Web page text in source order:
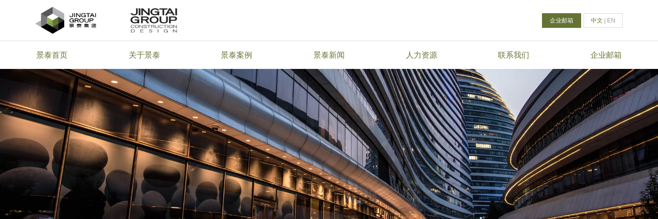
企业邮箱 中文 | EN
景泰首页 关于景泰 景泰案例 景泰新闻 人力资源 联系我们 企业邮箱